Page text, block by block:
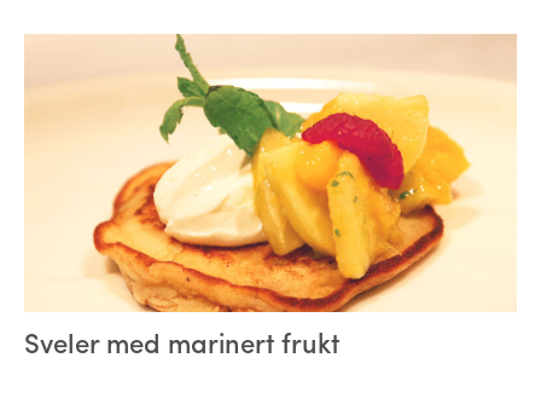
Sveler med marinert frukt